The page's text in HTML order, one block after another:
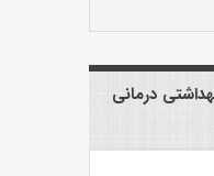
درمانی